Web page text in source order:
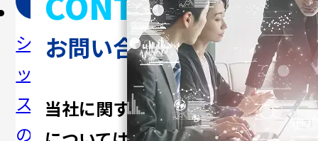
パ
シフィ
ックシ
ステム
の強み
ソ
リュー
一覧
事
例・コ
ラム
会
社概要
お問い合わせ
当社に関するご質問、ご相談